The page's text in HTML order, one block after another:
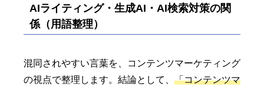
AIライティング・生成AI・AI検索対策の関
係（用語整理）
混同されやすい言葉を、コンテンツマーケティング
の視点で整理します。結論として、 「コンテンツマ